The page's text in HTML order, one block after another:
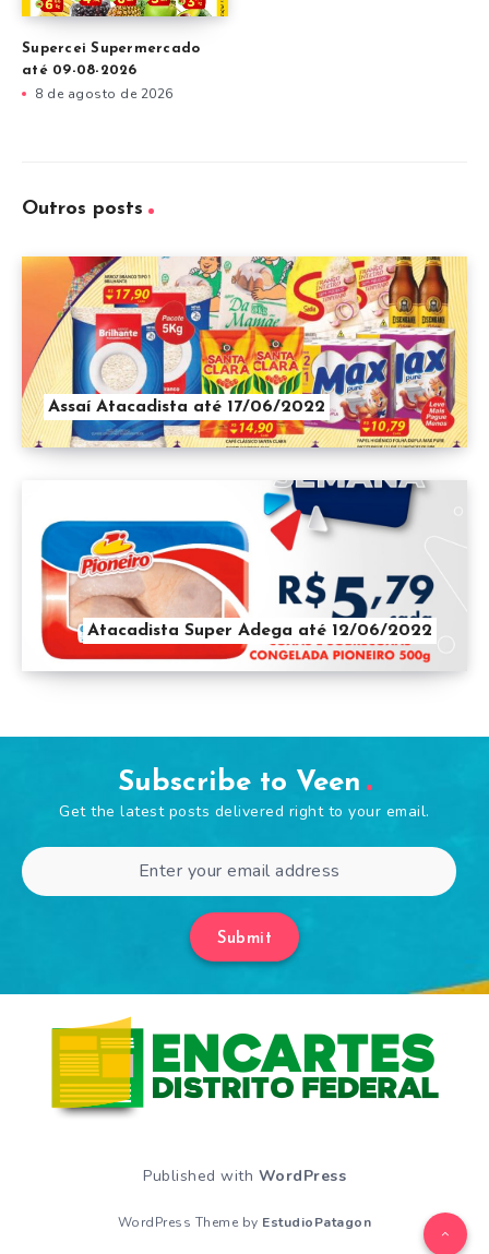
Supercei Supermercado
até 09-08-2026
8 de agosto de 2026
Outros posts
Assaí Atacadista até 17/06/2022
Atacadista Super Adega até 12/06/2022
Subscribe to Veen
Get the latest posts delivered right to your email.
Submit
Published with WordPress
WordPress Theme by EstudioPatagon